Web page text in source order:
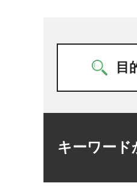
目
キーワード